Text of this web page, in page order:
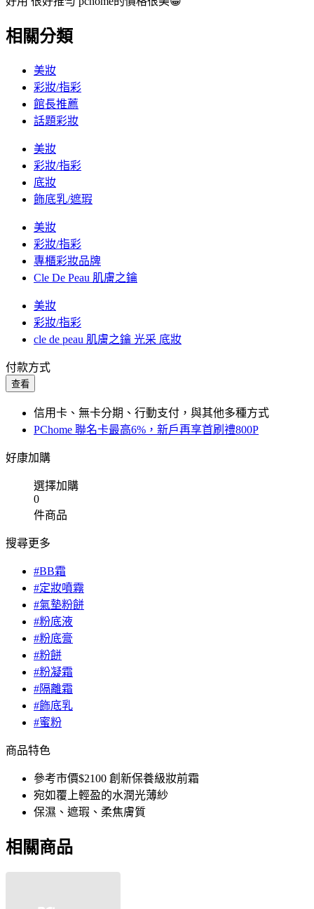
相關分類
美妝
彩妝/指彩
館長推薦
話題彩妝
美妝
彩妝/指彩
底妝
飾底乳/遮瑕
美妝
彩妝/指彩
專櫃彩妝品牌
Cle De Peau 肌膚之鑰
美妝
彩妝/指彩
cle de peau 肌膚之鑰 光采 底妝
付款方式
查看
信用卡、無卡分期、行動支付，與其他多種方式
PChome 聯名卡最高6%，新戶再享首刷禮800P
好康加購
選擇加購
0
件商品
搜尋更多
#BB霜
#定妝噴霧
#氣墊粉餅
#粉底液
#粉底膏
#粉餅
#粉凝霜
#隔離霜
#飾底乳
#蜜粉
商品特色
參考市價$2100 創新保養級妝前霜
宛如覆上輕盈的水潤光薄紗
保濕、遮瑕、柔焦膚質
相關商品